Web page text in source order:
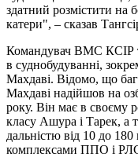
здатний розмістити на
катери", – сказав
Командувач ВМС КСІР
в суднобудуванні,
Махдаві. Відомо, що
Махдаві надійшов на
року. Він має в своєму
класу Ашура і Тарек, а
дальністю від 10 до
комплексами ППО і